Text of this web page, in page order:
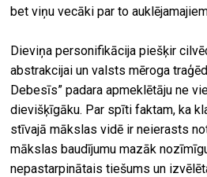
bet viņu vecāki par to
Dieviņa personifikācija piešķir
abstrakcijai un valsts mēroga
Debesīs” padara apmeklētāju ne
dievišķīgāku. Par spīti faktam, ka
stīvajā mākslas vidē ir neierasts
mākslas baudījumu mazāk
nepastarpinātais tiešums un